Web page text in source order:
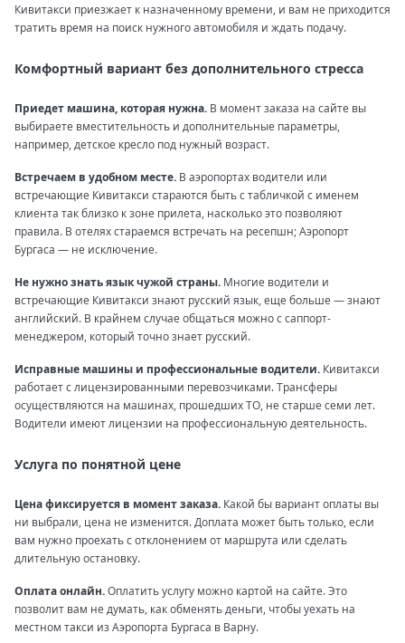
Кивитакси приезжает к назначенному времени, и вам не приходится
тратить время на поиск нужного автомобиля и ждать подачу.
Комфортный вариант без дополнительного стресса
Приедет машина, которая нужна. В момент заказа на сайте вы
выбираете вместительность и дополнительные параметры,
например, детское кресло под нужный возраст.
Встречаем в удобном месте. В аэропортах водители или
встречающие Кивитакси стараются быть с табличкой с именем
клиента так близко к зоне прилета, насколько это позволяют
правила. В отелях стараемся встречать на ресепшн; Аэропорт
Бургаса — не исключение.
Не нужно знать язык чужой страны. Многие водители и
встречающие Кивитакси знают русский язык, еще больше — знают
английский. В крайнем случае общаться можно с саппорт-
менеджером, который точно знает русский.
Исправные машины и профессиональные водители. Кивитакси
работает с лицензированными перевозчиками. Трансферы
осуществляются на машинах, прошедших ТО, не старше семи лет.
Водители имеют лицензии на профессиональную деятельность.
Услуга по понятной цене
Цена фиксируется в момент заказа. Какой бы вариант оплаты вы
ни выбрали, цена не изменится. Доплата может быть только, если
вам нужно проехать с отклонением от маршрута или сделать
длительную остановку.
Оплата онлайн.Оплатить услугу можно картой на сайте. Это
позволит вам не думать, как обменять деньги, чтобы уехать на
местном такси из Аэропорта Бургаса в Варну.